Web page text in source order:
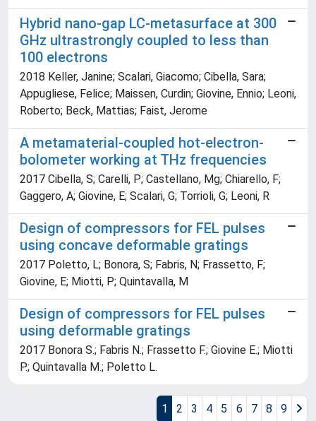
Hybrid nano-gap LC-metasurface at 300
GHz ultrastrongly coupled to less than
100 electrons
2018 Keller, Janine; Scalari, Giacomo; Cibella, Sara;
Appugliese, Felice; Maissen, Curdin; Giovine, Ennio; Leoni,
Roberto; Beck, Mattias; Faist, Jerome
A metamaterial-coupled hot-electron-
bolometer working at THz frequencies
2017 Cibella, S; Carelli, P; Castellano, Mg; Chiarello, F;
Gaggero, A; Giovine, E; Scalari, G; Torrioli, G; Leoni, R
Design of compressors for FEL pulses
using concave deformable gratings
2017 Poletto, L; Bonora, S; Fabris, N; Frassetto, F;
Giovine, E; Miotti, P; Quintavalla, M
Design of compressors for FEL pulses
using deformable gratings
2017 Bonora S.; Fabris N.; Frassetto F.; Giovine E.; Miotti
P.; Quintavalla M.; Poletto L.
1 2 3 4 5 6 7 8 9